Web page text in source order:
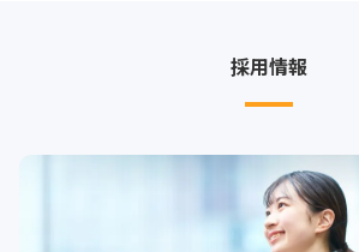
採用情報